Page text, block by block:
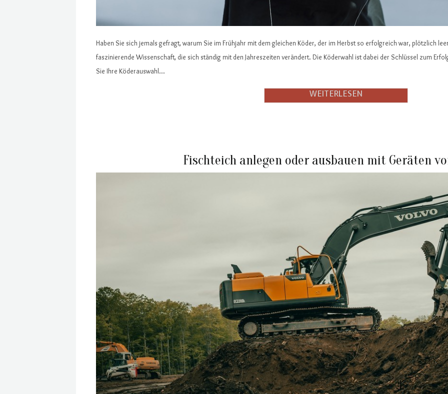
Haben Sie sich jemals gefragt, warum Sie im Frühjahr mit dem gleichen Köder, der im Herbst so erfolgreich war, plötzlich
faszinierende Wissenschaft, die sich ständig mit den Jahreszeiten verändert. Die Köderwahl ist dabei der Schlüssel zum
Sie Ihre Köderauswahl…
Fischteich anlegen oder ausbauen mit Geräten